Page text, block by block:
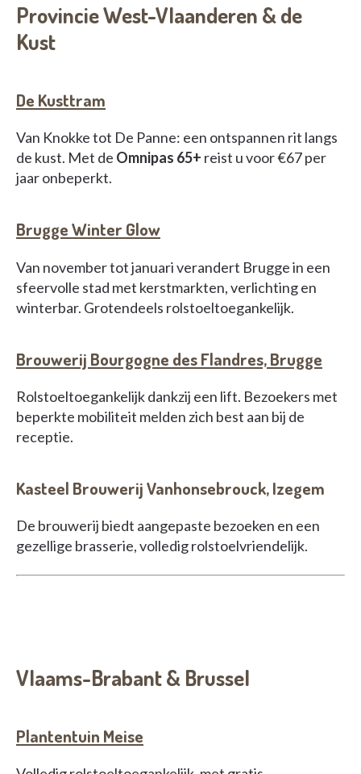
Provincie West-Vlaanderen & de
Kust
De Kusttram
Van Knokke tot De Panne: een ontspannen rit langs
de kust. Met de Omnipas 65+ reist u voor €67 per
jaar onbeperkt.
Brugge Winter Glow
Van november tot januari verandert Brugge in een
sfeervolle stad met kerstmarkten, verlichting en
winterbar. Grotendeels rolstoeltoegankelijk.
Brouwerij Bourgogne des Flandres, Brugge
Rolstoeltoegankelijk dankzij een lift. Bezoekers met
beperkte mobiliteit melden zich best aan bij de
receptie.
Kasteel Brouwerij Vanhonsebrouck, Izegem
De brouwerij biedt aangepaste bezoeken en een
gezellige brasserie, volledig rolstoelvriendelijk.
Vlaams-Brabant & Brussel
Plantentuin Meise